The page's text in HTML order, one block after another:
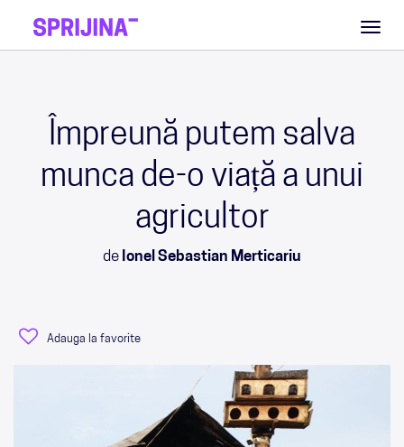
Împreună putem salva
munca de-o viață a unui
agricultor
de Ionel Sebastian Merticariu
Adauga la favorite